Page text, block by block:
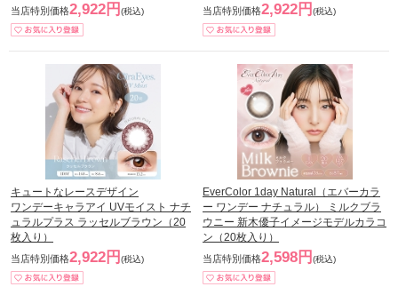
当店特別価格2,922円 (税込) 当店特別価格2,922円 (税込)
キュートなレースデザイン
ワンデーキャラアイ UVモイスト ナチ
ュラルプラス ラッセルブラウン（20
枚入り）
当店特別価格2,922円 (税込)
EverColor 1day Natural（エバーカラ
ー ワンデー ナチュラル） ミルクブラ
ウニー 新木優子イメージモデルカラコ
ン（20枚入り）
当店特別価格2,598円 (税込)